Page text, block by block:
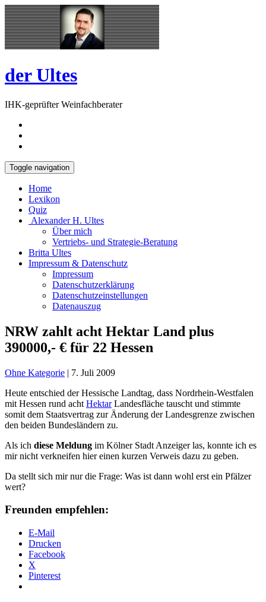
Skip
to
content
Open
Sidebar
der Ultes
IHK-geprüfter Weinfachberater
Toggle navigation
Home
Lexikon
Quiz
Alexander H. Ultes
Über mich
Vertriebs- und Strategie-Beratung
Britta Ultes
Impressum & Datenschutz
Impressum
Datenschutzerklärung
Datenschutzeinstellungen
Datenauszug
NRW zahlt acht Hektar Land plus
390000,- € für 22 Hessen
Ohne Kategorie | 7. Juli 2009
Heute entschied der Hessische Landtag, dass Nordrhein-Westfalen
mit Hessen rund acht HektarLandesfläche tauscht und stimmte
somit dem Staatsvertrag zur Änderung der Landesgrenze zwischen
den beiden Bundesländern zu.
Als ich diese Meldung im Kölner Stadt Anzeiger las, konnte ich es
mir nicht verkneifen hier einen kurzen Verweis dazu zu geben.
Da stellt sich mir nur die Frage: Was ist dann wohl erst ein Pfälzer
wert?
Freunden empfehlen:
E-Mail
Drucken
Facebook
X
Pinterest